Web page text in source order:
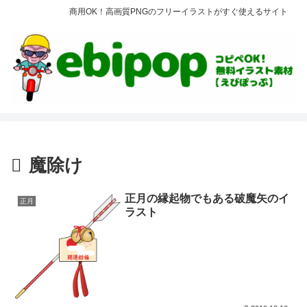
商用OK！高画質PNGのフリーイラストがすぐ使えるサイト
魔除け
正月
正月の縁起物でもある破魔矢のイ
ラスト